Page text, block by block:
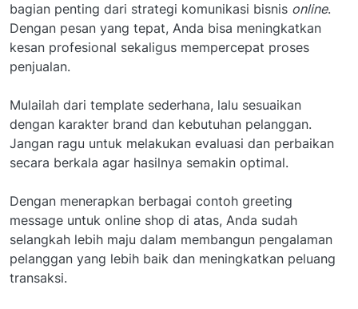
bagian penting dari strategi komunikasi bisnis online.
Dengan pesan yang tepat, Anda bisa meningkatkan
kesan profesional sekaligus mempercepat proses
penjualan.
Mulailah dari template sederhana, lalu sesuaikan
dengan karakter brand dan kebutuhan pelanggan.
Jangan ragu untuk melakukan evaluasi dan perbaikan
secara berkala agar hasilnya semakin optimal.
Dengan menerapkan berbagai contoh greeting
message untuk online shop di atas, Anda sudah
selangkah lebih maju dalam membangun pengalaman
pelanggan yang lebih baik dan meningkatkan peluang
transaksi.